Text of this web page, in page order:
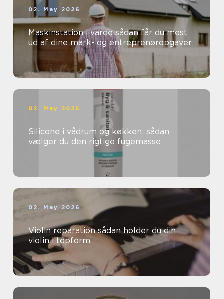
02. May 2026
Maskinstation i varde sådan får du mest
ud af dine mark- og entreprenøropgaver
02. May 2026
Silicone i vådrum og køkken: sådan
vælger du den rigtige fugemasse
02. May 2026
Violin reparation sådan holder du din
violin i topform